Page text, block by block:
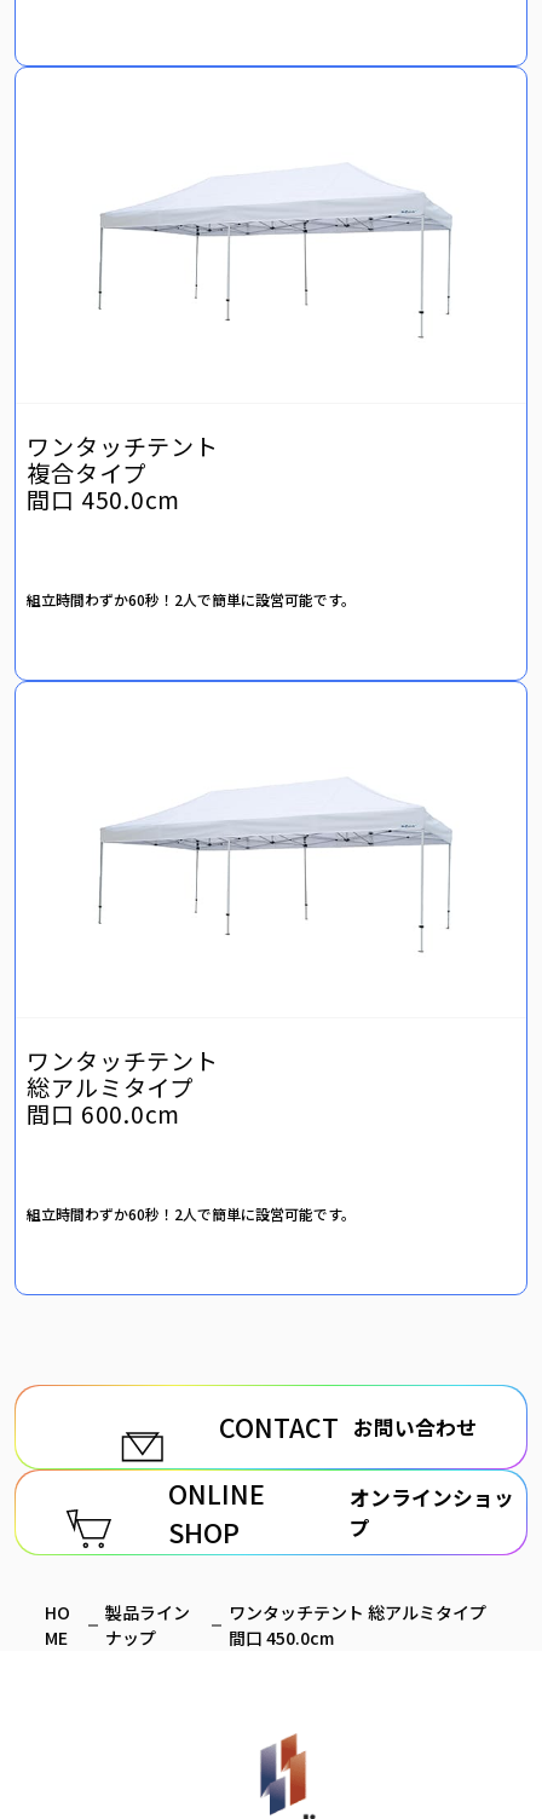
ワンタッチテント
複合タイプ
間口 450.0cm
組立時間わずか60秒！2人で簡単に設営可能です。
ワンタッチテント
総アルミタイプ
間口 600.0cm
組立時間わずか60秒！2人で簡単に設営可能です。
CONTACT お問い合わせ
ONLINE
SHOP
オンラインショッ
プ
HO
ME
製品ライン
ナップ
ワンタッチテント 総アルミタイプ
間口 450.0cm